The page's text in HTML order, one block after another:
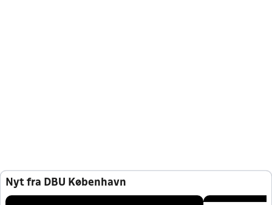
Nyt fra DBU København